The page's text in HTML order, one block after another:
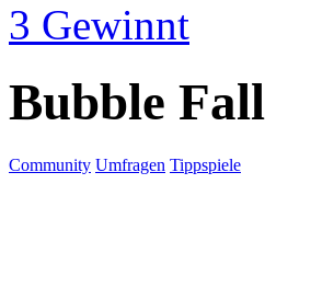
3 Gewinnt
Bubble Fall
Community Umfragen Tippspiele